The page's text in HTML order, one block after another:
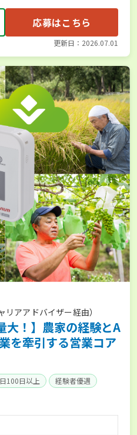
応募はこちら
更新日：2026.07.01
アアドバイザー経由）
大！】農家の経験とA
を牽引する営業コア
100日以上
経験者優遇